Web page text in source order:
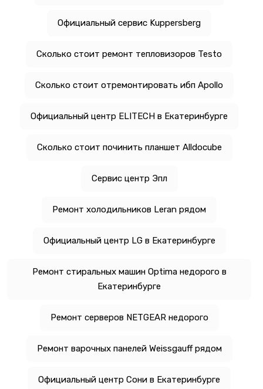
Официальный сервис Kuppersberg
Сколько стоит ремонт тепловизоров Testo
Сколько стоит отремонтировать ибп Apollo
Официальный центр ELITECH в Екатеринбурге
Сколько стоит починить планшет Alldocube
Сервис центр Эпл
Ремонт холодильников Leran рядом
Официальный центр LG в Екатеринбурге
Ремонт стиральных машин Optima недорого в
Екатеринбурге
Ремонт серверов NETGEAR недорого
Ремонт варочных панелей Weissgauff рядом
Официальный центр Сони в Екатеринбурге